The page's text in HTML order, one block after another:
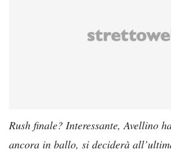
Rush finale? Interessante, Avellino
ancora in ballo, si deciderà